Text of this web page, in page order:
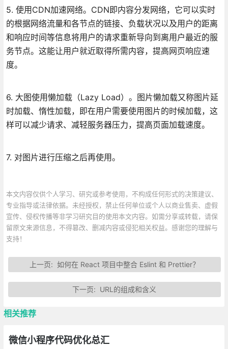
5. 使用CDN加速网络。CDN即内容分发网络，它可以实时
的根据网络流量和各节点的链接、负载状况以及用户的距离
和响应时间等信息将用户的请求重新导向到离用户最近的服
务节点。这能让用户就近取得所需内容，提高网页响应速
度。
6. 大图使用懒加载（Lazy Load）。图片懒加载又称图片延
时加载、惰性加载，即在用户需要使用图片的时候加载，这
样可以减少请求、减轻服务器压力，提高页面加载速度。
7. 对图片进行压缩之后再使用。
本文内容仅供个人学习、研究或参考使用，不构成任何形式的决策建议、
专业指导或法律依据。未经授权，禁止任何单位或个人以商业售卖、虚假
宣传、侵权传播等非学习研究目的使用本文内容。如需分享或转载，请保
留原文来源信息，不得篡改、删减内容或侵犯相关权益。感谢您的理解与
支持！
上一页: 如何在 React 项目中整合 Eslint 和 Prettier？
下一页: URL的组成和含义
相关推荐
微信小程序代码优化总汇